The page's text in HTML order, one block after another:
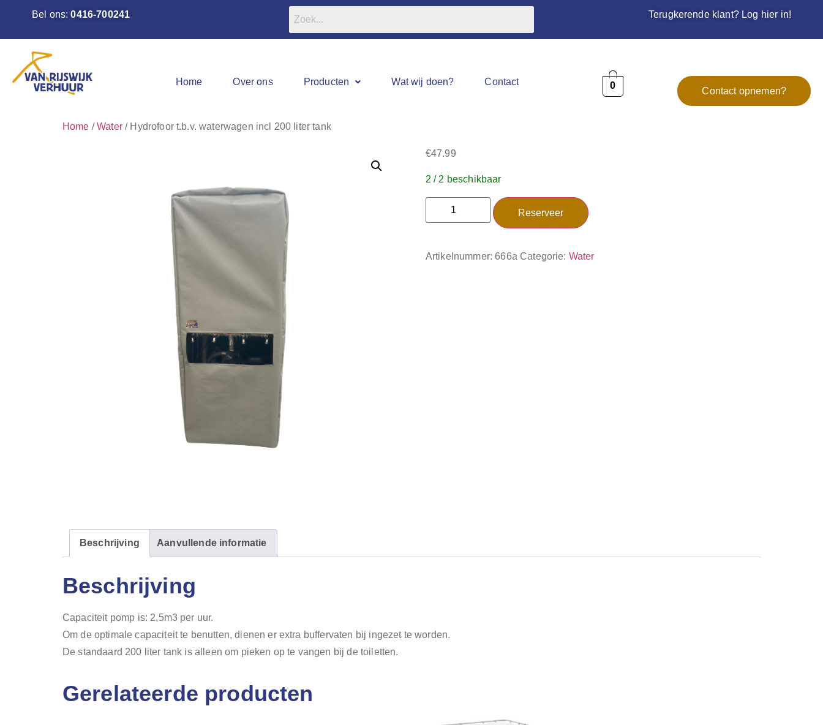
Bel ons:0416-700241 Terugkerende klant? Log hier in!
Home Over ons Producten Wat wij doen? Contact 0
Contact opnemen?
Home /Water/ Hydrofoor t.b.v. waterwagen incl 200 liter tank
€47.99
2 / 2 beschikbaar
Reserveer
Artikelnummer:666a Categorie: Water
Beschrijving Aanvullende informatie
Beschrijving
Capaciteit pomp is: 2,5m3 per uur.
Om de optimale capaciteit te benutten, dienen er extra buffervaten bij ingezet te worden.
De standaard 200 liter tank is alleen om pieken op te vangen bij de toiletten.
Gerelateerde producten